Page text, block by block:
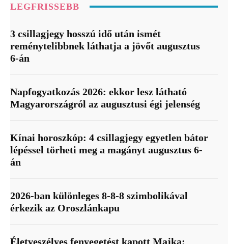
LEGFRISSEBB
3 csillagjegy hosszú idő után ismét
reménytelibbnek láthatja a jövőt augusztus
6-án
Napfogyatkozás 2026: ekkor lesz látható
Magyarországról az augusztusi égi jelenség
Kínai horoszkóp: 4 csillagjegy egyetlen bátor
lépéssel törheti meg a magányt augusztus 6-
án
2026-ban különleges 8-8-8 szimbolikával
érkezik az Oroszlánkapu
Életveszélyes fenyegetést kapott Majka: